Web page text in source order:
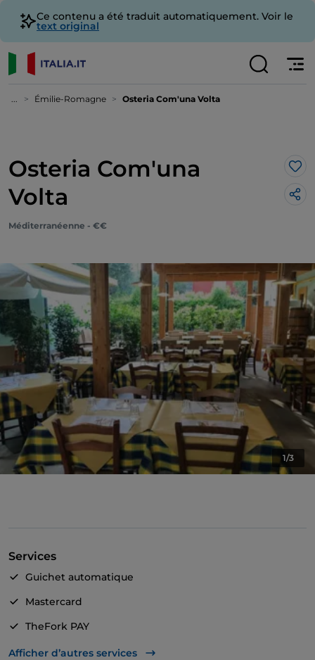
Ce contenu a été traduit automatiquement. Voir le
text original
... Émilie-Romagne Osteria Com'una Volta
Osteria Com'una
Volta
Méditerranéenne - €€
1/3
Services
Guichet automatique
Mastercard
TheFork PAY
UnionPay via TheFork PAY
Afficher d’autres services